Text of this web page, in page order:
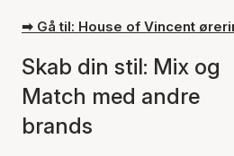
➡ Gå til: House of Vincent
Skab din stil: Mix og
Match med andre
brands